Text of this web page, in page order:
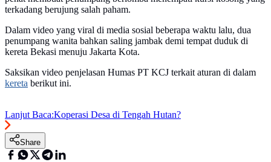
terkadang berujung salah paham.
Dalam video yang viral di media sosial beberapa waktu lalu, dua
penumpang wanita bahkan saling jambak demi tempat duduk di
kereta Bekasi menuju Jakarta Kota.
Saksikan video penjelasan Humas PT KCJ terkait aturan di dalam
kereta berikut ini.
Lanjut Baca:Koperasi Desa di Tengah Hutan?
Share